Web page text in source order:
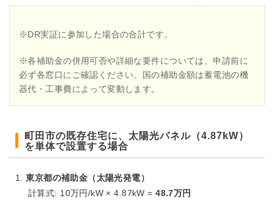
※DR実証に参加した場合の合計です。
※各補助金の併用可否や詳細な要件については、申請前に
必ず各窓口にご確認ください。国の補助金額は蓄電池の機
器代・工事費によって変動します。
町田市の既存住宅に、太陽光パネル（4.87kW）
を単体で設置する場合
東京都の補助金（太陽光発電）
計算式: 10万円/kW × 4.87kW =48.7万円